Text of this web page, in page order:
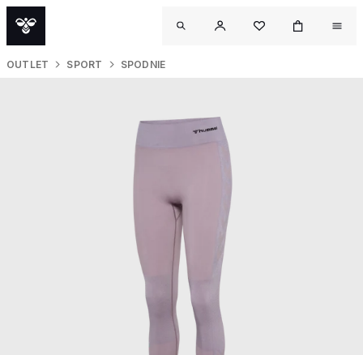
OUTLET SPORT SPODNIE